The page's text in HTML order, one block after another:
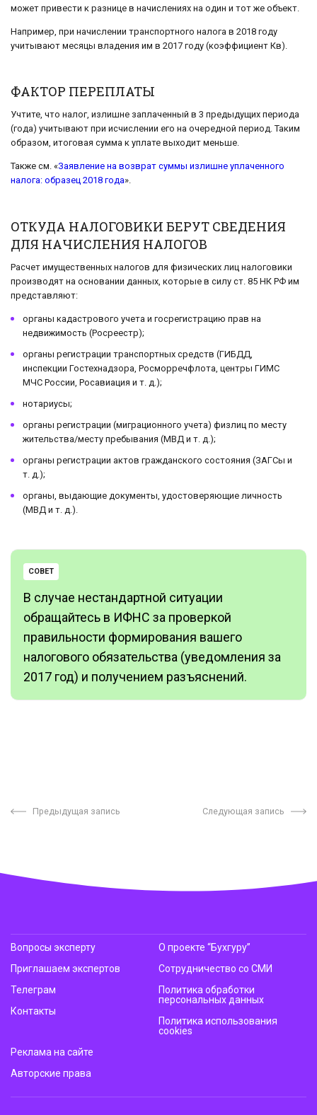
может привести к разнице в начислениях на один и тот же объект.
Например, при начислении транспортного налога в 2018 году
учитывают месяцы владения им в 2017 году (коэффициент Кв).
ФАКТОР ПЕРЕПЛАТЫ
Учтите, что налог, излишне заплаченный в 3 предыдущих периода
(года) учитывают при исчислении его на очередной период. Таким
образом, итоговая сумма к уплате выходит меньше.
Также см. «Заявление на возврат суммы излишне уплаченного
налога: образец 2018 года».
ОТКУДА НАЛОГОВИКИ БЕРУТ СВЕДЕНИЯ
ДЛЯ НАЧИСЛЕНИЯ НАЛОГОВ
Расчет имущественных налогов для физических лиц налоговики
производят на основании данных, которые в силу ст. 85 НК РФ им
представляют:
органы кадастрового учета и госрегистрацию прав на
недвижимость (Росреестр);
органы регистрации транспортных средств (ГИБДД,
инспекции Гостехнадзора, Росморречфлота, центры ГИМС
МЧС России, Росавиация и т. д.);
нотариусы;
органы регистрации (миграционного учета) физлиц по месту
жительства/месту пребывания (МВД и т. д.);
органы регистрации актов гражданского состояния (ЗАГСы и
т. д.);
органы, выдающие документы, удостоверяющие личность
(МВД и т. д.).
СОВЕТ
В случае нестандартной ситуации
обращайтесь в ИФНС за проверкой
правильности формирования вашего
налогового обязательства (уведомления за
2017 год) и получением разъяснений.
Предыдущая запись Следующая запись
Вопросы эксперту
Приглашаем экспертов
Телеграм
Контакты
О проекте “Бухгуру”
Сотрудничество со СМИ
Политика обработки
персональных данных
Политика использования
cookies
Реклама на сайте
Авторские права